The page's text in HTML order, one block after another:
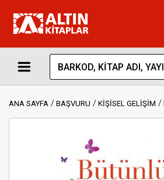
ANA SAYFA BAŞVURU KİŞİSEL GELİŞİM